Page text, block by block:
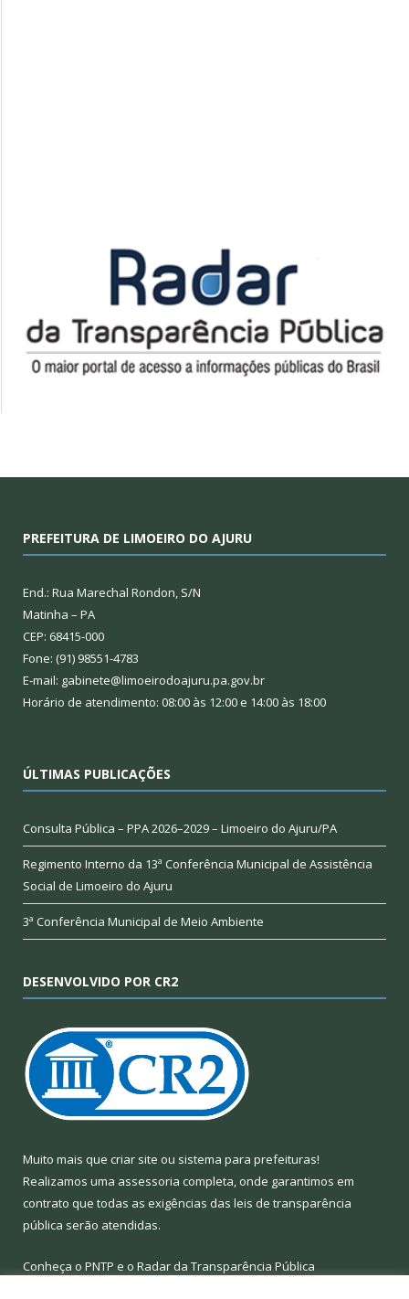
PREFEITURA DE LIMOEIRO DO AJURU
End.: Rua Marechal Rondon, S/N
Matinha – PA
CEP: 68415-000
Fone: (91) 98551-4783
E-mail: gabinete@limoeirodoajuru.pa.gov.br
Horário de atendimento: 08:00 às 12:00 e 14:00 às 18:00
ÚLTIMAS PUBLICAÇÕES
Consulta Pública – PPA 2026–2029 – Limoeiro do Ajuru/PA
Regimento Interno da 13ª Conferência Municipal de Assistência
Social de Limoeiro do Ajuru
3ª Conferência Municipal de Meio Ambiente
DESENVOLVIDO POR CR2
Muito mais que criar site ou sistema para prefeituras!
Realizamos uma assessoria completa, onde garantimos em
contrato que todas as exigências das leis de transparência
pública serão atendidas.
Conheça o PNTP e o Radar da Transparência Pública